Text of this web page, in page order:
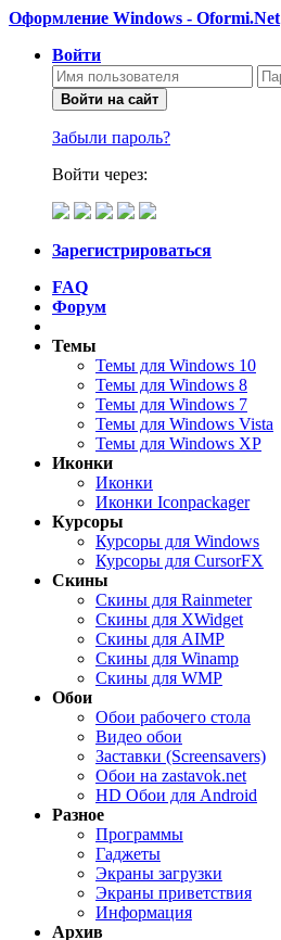
Оформление Windows - Oformi.Net
Войти
Войти на сайт
Забыли пароль?
Войти через:
Зарегистрироваться
FAQ
Форум
Темы
Темы для Windows 10
Темы для Windows 8
Темы для Windows 7
Темы для Windows Vista
Темы для Windows XP
Иконки
Иконки
Иконки Iconpackager
Курсоры
Курсоры для Windows
Курсоры для CursorFX
Скины
Скины для Rainmeter
Скины для XWidget
Скины для AIMP
Скины для Winamp
Скины для WMP
Обои
Обои рабочего стола
Видео обои
Заставки (Screensavers)
Обои на zastavok.net
HD Обои для Android
Разное
Программы
Гаджеты
Экраны загрузки
Экраны приветствия
Информация
Архив